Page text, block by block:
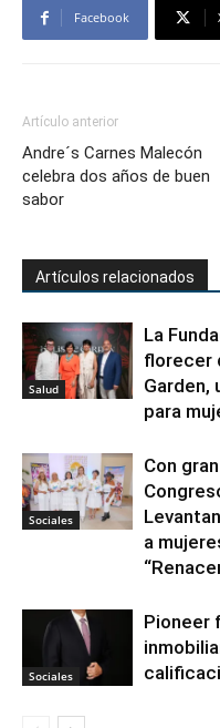
Facebook
Artículo anterior
Andre´s Carnes Malecón
celebra dos años de buen
sabor
Artículos relacionados
Salud
La
florecer
Garden,
para
Sociales
Con
a
Sociales
Pioneer